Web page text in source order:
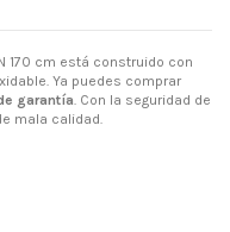
170 cm está construido con
Ya puedes comprar
garantía . Con la seguridad de
mala calidad.